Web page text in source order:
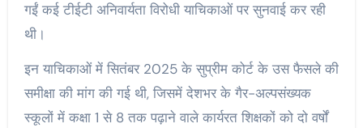
गईं कई टीईटी अनिवार्यता विरोधी याचिकाओं पर सुनवाई कर रही
थी।
इन याचिकाओं में सितंबर 2025 के सुप्रीम कोर्ट के उस फैसले की
समीक्षा की मांग की गई थी, जिसमें देशभर के गैर-अल्पसंख्यक
स्कूलों में कक्षा 1 से 8 तक पढ़ाने वाले कार्यरत शिक्षकों को दो वर्षों